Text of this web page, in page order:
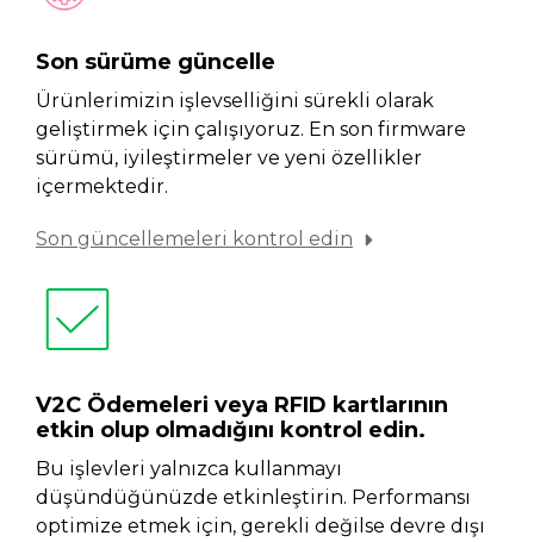
Son sürüme güncelle
Ürünlerimizin işlevselliğini sürekli olarak
geliştirmek için çalışıyoruz. En son firmware
sürümü, iyileştirmeler ve yeni özellikler
içermektedir.
Son güncellemeleri kontrol edin
V2C Ödemeleri veya RFID kartlarının
etkin olup olmadığını kontrol edin.
Bu işlevleri yalnızca kullanmayı
düşündüğünüzde etkinleştirin. Performansı
optimize etmek için, gerekli değilse devre dışı